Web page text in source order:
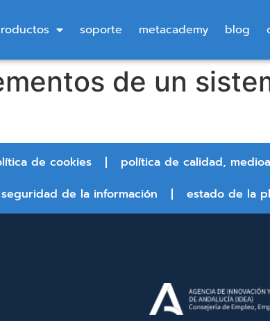
soporte metacademy blog
de un
de cookies
política de calidad,
de la información
estado de la